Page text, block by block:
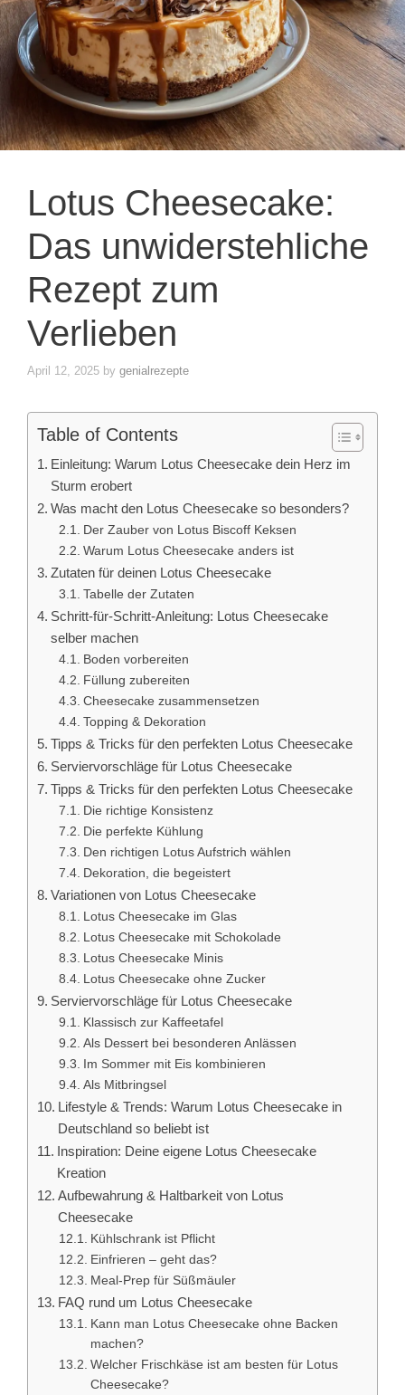
Lotus Cheesecake:
Das unwiderstehliche
Rezept zum
Verlieben
April 12, 2025 by genialrezepte
Table of Contents
Einleitung: Warum Lotus Cheesecake dein Herz im
Sturm erobert
Was macht den Lotus Cheesecake so besonders?
Der Zauber von Lotus Biscoff Keksen
Warum Lotus Cheesecake anders ist
Zutaten für deinen Lotus Cheesecake
Tabelle der Zutaten
Schritt-für-Schritt-Anleitung: Lotus Cheesecake
selber machen
Boden vorbereiten
Füllung zubereiten
Cheesecake zusammensetzen
Topping & Dekoration
Tipps & Tricks für den perfekten Lotus Cheesecake
Serviervorschläge für Lotus Cheesecake
Tipps & Tricks für den perfekten Lotus Cheesecake
Die richtige Konsistenz
Die perfekte Kühlung
Den richtigen Lotus Aufstrich wählen
Dekoration, die begeistert
Variationen von Lotus Cheesecake
Lotus Cheesecake im Glas
Lotus Cheesecake mit Schokolade
Lotus Cheesecake Minis
Lotus Cheesecake ohne Zucker
Serviervorschläge für Lotus Cheesecake
Klassisch zur Kaffeetafel
Als Dessert bei besonderen Anlässen
Im Sommer mit Eis kombinieren
Als Mitbringsel
Lifestyle & Trends: Warum Lotus Cheesecake in
Deutschland so beliebt ist
Inspiration: Deine eigene Lotus Cheesecake
Kreation
Aufbewahrung & Haltbarkeit von Lotus
Cheesecake
Kühlschrank ist Pflicht
Einfrieren – geht das?
Meal-Prep für Süßmäuler
FAQ rund um Lotus Cheesecake
Kann man Lotus Cheesecake ohne Backen
machen?
Welcher Frischkäse ist am besten für Lotus
Cheesecake?